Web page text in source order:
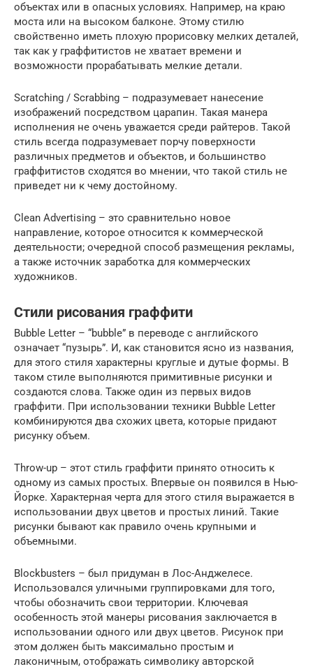
объектах или в опасных условиях. Например, на краю
моста или на высоком балконе. Этому стилю
свойственно иметь плохую прорисовку мелких деталей,
так как у граффитистов не хватает времени и
возможности прорабатывать мелкие детали.
Scratching / Scrabbing – подразумевает нанесение
изображений посредством царапин. Такая манера
исполнения не очень уважается среди райтеров. Такой
стиль всегда подразумевает порчу поверхности
различных предметов и объектов, и большинство
граффитистов сходятся во мнении, что такой стиль не
приведет ни к чему достойному.
Clean Advertising – это сравнительно новое
направление, которое относится к коммерческой
деятельности; очередной способ размещения рекламы,
а также источник заработка для коммерческих
художников.
Стили рисования граффити
Bubble Letter – “bubble” в переводе с английского
означает “пузырь”. И, как становится ясно из названия,
для этого стиля характерны круглые и дутые формы. В
таком стиле выполняются примитивные рисунки и
создаются слова. Также один из первых видов
граффити. При использовании техники Bubble Letter
комбинируются два схожих цвета, которые придают
рисунку объем.
Throw-up – этот стиль граффити принято относить к
одному из самых простых. Впервые он появился в Нью-
Йорке. Характерная черта для этого стиля выражается в
использовании двух цветов и простых линий. Такие
рисунки бывают как правило очень крупными и
объемными.
Blockbusters – был придуман в Лос-Анджелесе.
Использовался уличными группировками для того,
чтобы обозначить свои территории. Ключевая
особенность этой манеры рисования заключается в
использовании одного или двух цветов. Рисунок при
этом должен быть максимально простым и
лаконичным, отображать символику авторской